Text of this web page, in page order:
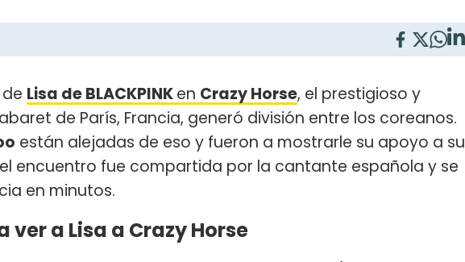
Lisa de BLACKPINKen Crazy Horse, el prestigioso y
de París, Francia, generó división entre los coreanos.
están alejadas de eso y fueron a mostrarle su apoyo a su
encuentro fue compartida por la cantante española y se
en minutos.
ver a Lisa a Crazy Horse